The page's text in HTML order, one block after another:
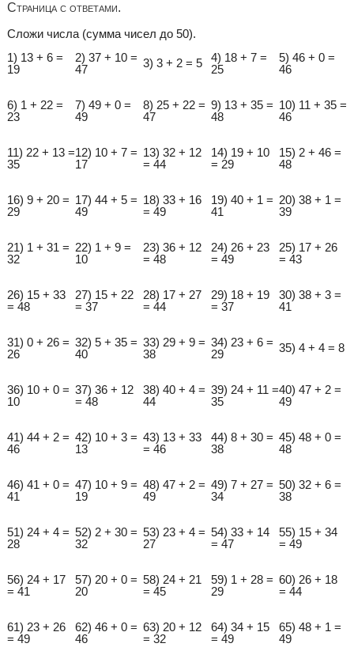
Страница с ответами.
Сложи числа (сумма чисел до 50).
1) 13 + 6 =
19
2) 37 + 10 =
47
3) 3 + 2 = 5
4) 18 + 7 =
25
5) 46 + 0 =
46
6) 1 + 22 =
23
7) 49 + 0 =
49
8) 25 + 22 =
47
9) 13 + 35 =
48
10) 11 + 35 =
46
11) 22 + 13 =
35
12) 10 + 7 =
17
13) 32 + 12
= 44
14) 19 + 10
= 29
15) 2 + 46 =
48
16) 9 + 20 =
29
17) 44 + 5 =
49
18) 33 + 16
= 49
19) 40 + 1 =
41
20) 38 + 1 =
39
21) 1 + 31 =
32
22) 1 + 9 =
10
23) 36 + 12
= 48
24) 26 + 23
= 49
25) 17 + 26
= 43
26) 15 + 33
= 48
27) 15 + 22
= 37
28) 17 + 27
= 44
29) 18 + 19
= 37
30) 38 + 3 =
41
31) 0 + 26 =
26
32) 5 + 35 =
40
33) 29 + 9 =
38
34) 23 + 6 =
29
35) 4 + 4 = 8
36) 10 + 0 =
10
37) 36 + 12
= 48
38) 40 + 4 =
44
39) 24 + 11 =
35
40) 47 + 2 =
49
41) 44 + 2 =
46
42) 10 + 3 =
13
43) 13 + 33
= 46
44) 8 + 30 =
38
45) 48 + 0 =
48
46) 41 + 0 =
41
47) 10 + 9 =
19
48) 47 + 2 =
49
49) 7 + 27 =
34
50) 32 + 6 =
38
51) 24 + 4 =
28
52) 2 + 30 =
32
53) 23 + 4 =
27
54) 33 + 14
= 47
55) 15 + 34
= 49
56) 24 + 17
= 41
57) 20 + 0 =
20
58) 24 + 21
= 45
59) 1 + 28 =
29
60) 26 + 18
= 44
61) 23 + 26
= 49
62) 46 + 0 =
46
63) 20 + 12
= 32
64) 34 + 15
= 49
65) 48 + 1 =
49